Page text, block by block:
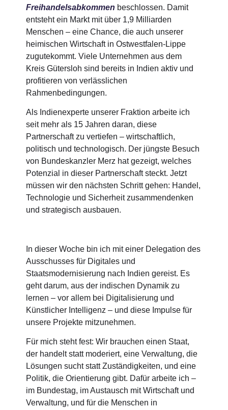
Freihandelsabkommen beschlossen. Damit
entsteht ein Markt mit über 1,9 Milliarden
Menschen – eine Chance, die auch unserer
heimischen Wirtschaft in Ostwestfalen-Lippe
zugutekommt. Viele Unternehmen aus dem
Kreis Gütersloh sind bereits in Indien aktiv und
profitieren von verlässlichen
Rahmenbedingungen.
Als Indienexperte unserer Fraktion arbeite ich
seit mehr als 15 Jahren daran, diese
Partnerschaft zu vertiefen – wirtschaftlich,
politisch und technologisch. Der jüngste Besuch
von Bundeskanzler Merz hat gezeigt, welches
Potenzial in dieser Partnerschaft steckt. Jetzt
müssen wir den nächsten Schritt gehen: Handel,
Technologie und Sicherheit zusammendenken
und strategisch ausbauen.
In dieser Woche bin ich mit einer Delegation des
Ausschusses für Digitales und
Staatsmodernisierung nach Indien gereist. Es
geht darum, aus der indischen Dynamik zu
lernen – vor allem bei Digitalisierung und
Künstlicher Intelligenz – und diese Impulse für
unsere Projekte mitzunehmen.
Für mich steht fest: Wir brauchen einen Staat,
der handelt statt moderiert, eine Verwaltung, die
Lösungen sucht statt Zuständigkeiten, und eine
Politik, die Orientierung gibt. Dafür arbeite ich –
im Bundestag, im Austausch mit Wirtschaft und
Verwaltung, und für die Menschen in